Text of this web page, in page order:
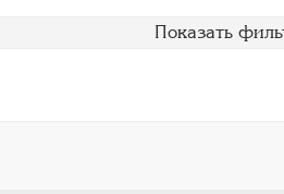
Показать